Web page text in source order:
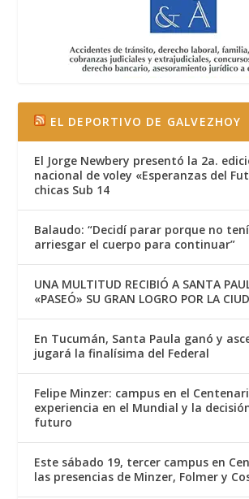
EL DEPORTIVO DE GALVEZHOY
El Jorge Newbery presentó la 2a.
nacional de voley «Esperanzas del
chicas Sub 14
Balaudo: “Decidí parar porque no
arriesgar el cuerpo para continuar”
UNA MULTITUD RECIBIÓ A SANTA
«PASEÓ» SU GRAN LOGRO POR LA
En Tucumán, Santa Paula ganó y
jugará la finalísima del Federal
Felipe Minzer: campus en el
experiencia en el Mundial y la
futuro
Este sábado 19, tercer campus en
las presencias de Minzer, Folmer y